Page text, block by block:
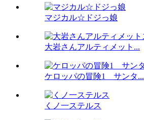
マジカル☆ドジっ娘
大岩さんアルティメット...
ケロッパの冒険1 サンタ...
くノ一ステルス